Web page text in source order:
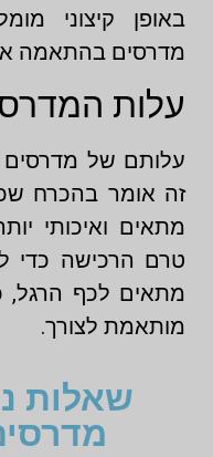
באופן קיצוני
מדרסים בהתאמה
עלות
עלותם של מדרסים
זה אומר בהכרח
מתאים ואיכותי
טרם הרכישה כדי
מתאים לכף
מותאמת לצורך.
שאלות